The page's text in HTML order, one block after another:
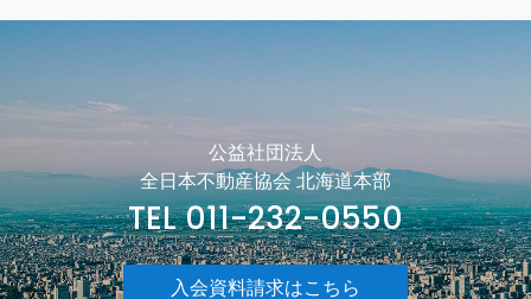
公益社団法人
全日本不動産協会 北海道本部
TEL 011-232-0550
入会資料請求はこちら